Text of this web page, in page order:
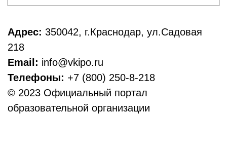
Адрес: 350042, г.Краснодар, ул.Садовая
218
Email: info@vkipo.ru
Телефоны: +7 (800) 250-8-218
© 2023 Официальный портал
образовательной организации